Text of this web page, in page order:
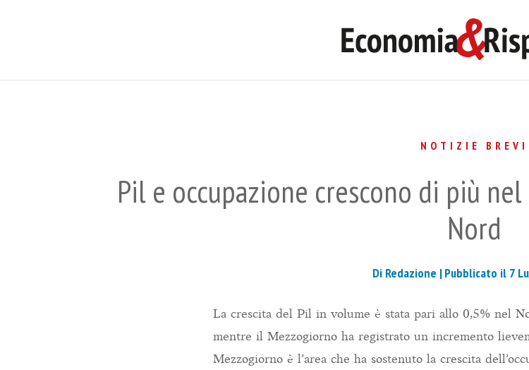
NOTIZIE BREVI
Pil e occupazione crescono di più
Nord
Di Redazione |Pubblicato il 7
La crescita del Pil in volume è stata pari allo 0,5% nel
mentre il Mezzogiorno ha registrato un incremento
Mezzogiorno è l’area che ha sostenuto la crescita